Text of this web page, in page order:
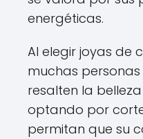
energéticas.
Al elegir joyas de
muchas
resalten la
optando por
permitan que su